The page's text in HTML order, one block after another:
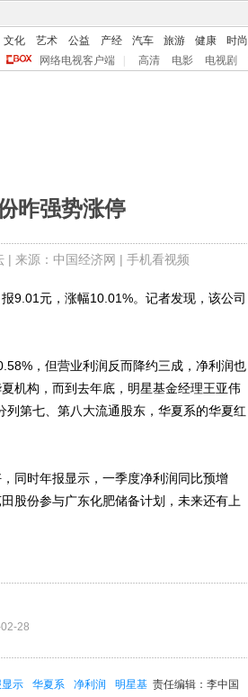
文化 艺术 公益 产经 汽车 旅游 健康 时尚
网络电视客户端 高清 电影 电视剧
昨强势涨停
| 来源：中国经济网 | 手机看视频
元，涨幅10.01%。记者发现，该公司
，但营业利润反而降约三成，净利润也
机构，而到去年底，明星基金经理王亚伟
第七、第八大流通股东，华夏系的华夏红
时年报显示，一季度净利润同比预增
股份参与广东化肥储备计划，未来还有上
28
责任编辑：李中国
示 华夏系 净利润
明星基